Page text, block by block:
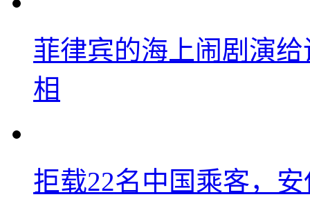
菲律宾的海上闹剧演
相
拒载22名中国乘客，